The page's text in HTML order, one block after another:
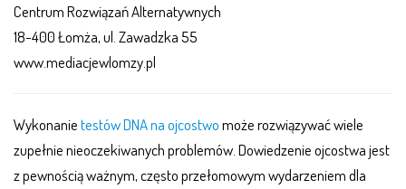
Centrum Rozwiązań Alternatywnych
18-400 Łomża, ul. Zawadzka 55
www.mediacjewlomzy.pl
Wykonanietestów DNA na ojcostwomoże rozwiązywać wiele
zupełnie nieoczekiwanych problemów. Dowiedzenie ojcostwa jest
z pewnością ważnym, często przełomowym wydarzeniem dla